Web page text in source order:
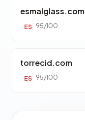
esmalglass.com
ES 95/100
torrecid.com
ES 95/100